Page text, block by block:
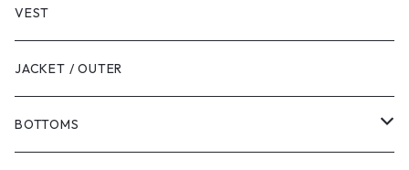
VEST
JACKET / OUTER
BOTTOMS